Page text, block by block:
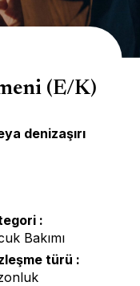
(E/K)
denizaşırı
Bakımı
türü